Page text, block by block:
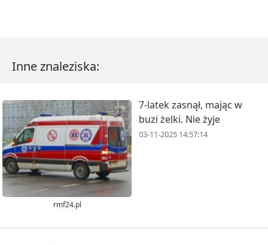
Inne znaleziska:
rmf24.pl
7-latek zasnął, mając w
buzi żelki. Nie żyje
03-11-2025 14:57:14